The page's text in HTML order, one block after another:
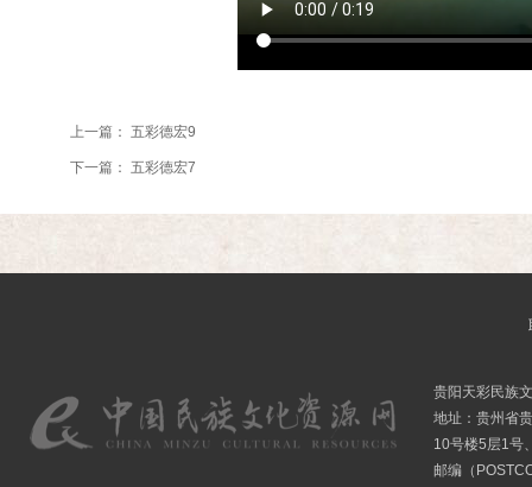
上一篇： 五彩德宏9
下一篇： 五彩德宏7
贵阳天彩民族
地址：贵州省
10号楼5层1号
邮编（